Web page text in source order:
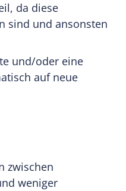
da diese
sind und ansonsten
und/oder eine
auf neue
zwischen
weniger